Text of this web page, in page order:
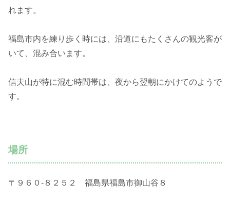
れます。
福島市内を練り歩く時には、沿道にもたくさんの観光客が
いて、混み合います。
信夫山が特に混む時間帯は、夜から翌朝にかけてのようで
す。
場所
〒９６０-８２５２ 福島県福島市御山谷８